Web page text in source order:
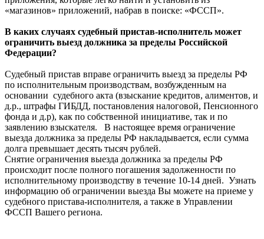
«магазинов» приложений, набрав в поиске: «ФССП».
В каких случаях судебный пристав-исполнитель может
ограничить выезд должника за пределы Российской
Федерации?
Судебный пристав вправе ограничить выезд за пределы РФ
по исполнительным производствам, возбужденным на
основании судебного акта (взыскание кредитов, алиментов, и
д.р., штрафы ГИБДД, постановления налоговой, Пенсионного
фонда и д.р), как по собственной инициативе, так и по
заявлению взыскателя. В настоящее время ограничение
выезда должника за пределы РФ накладывается, если сумма
долга превышает десять тысяч рублей.
Снятие ограничения выезда должника за пределы РФ
происходит после полного погашения задолженности по
исполнительному производству в течение 10-14 дней. Узнать
информацию об ограничении выезда Вы можете на приеме у
судебного пристава-исполнителя, а также в Управлении
ФССП Вашего региона.